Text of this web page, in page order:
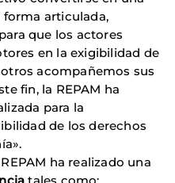
forma articulada,
que los actores
en la exigibilidad de
acompañemos sus
fin, la REPAM ha
para la
de los derechos
ha realizado una